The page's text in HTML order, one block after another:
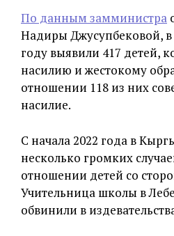
По данным замминистра
Надиры Джусупбековой, в
году выявили 417 детей,
насилию и жестокому
отношении 118 из них
насилие.
С начала 2022 года в
несколько громких
отношении детей со
Учительница школы в
обвинили в